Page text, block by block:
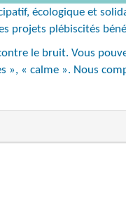
écologique et
projets plébiscités
le bruit. Vous
», « calme ». Nous